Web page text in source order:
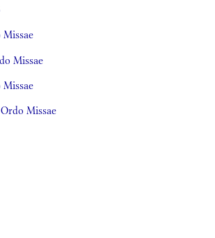
Missae
Ordo Missae